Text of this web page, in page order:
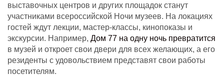
выставочных центров и других площадок станут
участниками всероссийской Ночи музеев. На локациях
гостей ждут лекции, мастер-классы, кинопоказы и
экскурсии. Например, Дом 77 на одну ночь превратится
в музей и откроет свои двери для всех желающих, а его
резиденты с удовольствием представят свои работы
посетителям.